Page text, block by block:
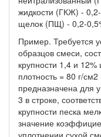
жидкости (ГКЖ) -
щелок (ПЩ) - 0,2-
Пример. Требуется
образцов смеси,
крупности 1,4 и
плотность = 80 г/
предназначена для
3 в строке,
крупности песка
значение
уплотнении сухой